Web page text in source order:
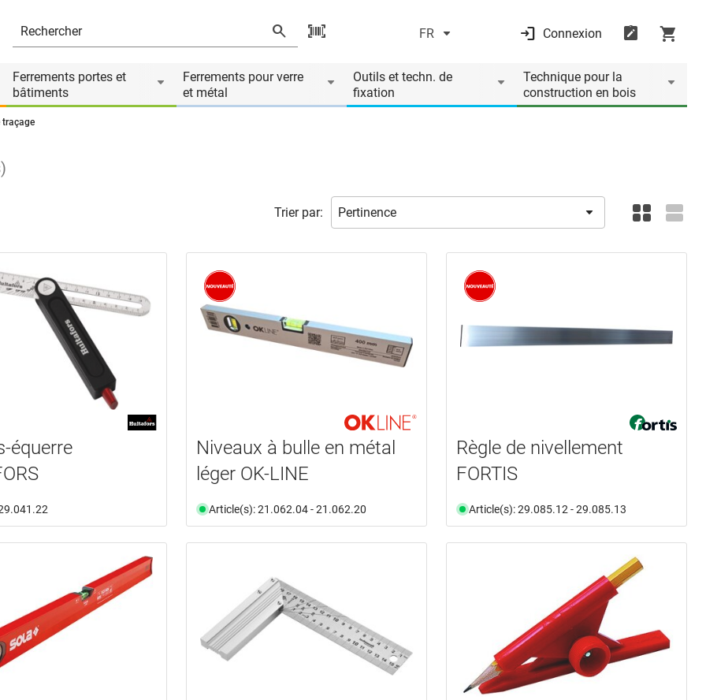
FR Connexion
Ferrements portes et
bâtiments
Ferrements pour verre
et métal
Outils et techn. de
fixation
Technique pour la
construction en bois
traçage
)
Trier par:
équerre
Niveaux à bulle en métal
léger OK-LINE
Article(s): 21.062.04 - 21.062.20
Règle de nivellement
FORTIS
Article(s): 29.085.12 - 29.085.13